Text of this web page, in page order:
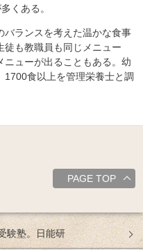
くある。
バランスを考えた温かな食事
徒も教職員も同じメニュー
ニューが出ることもある。幼
食以上を管理栄養士と調
PAGE TOP
験塾。日能研